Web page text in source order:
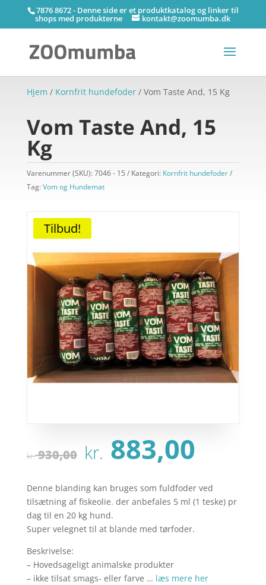
7876 8672 - Denne side er et produktkatalog og linker til
shops med produkterne kontakt@zoomumba.dk
Hjem / Kornfrit hundefoder/ Vom Taste And, 15 Kg
Vom Taste And, 15
Kg
Varenummer (SKU): 7046 - 15 Kategori: Kornfrit hundefoder
Tag:Vom og Hundemat
Tilbud!
kr.930,00 Den
oprindelige
pris
var:
kr. 930,00.
kr. 883,00
pris
er:
kr.
Denne blanding kan bruges som fuldfoder ved
tilsætning af fiskeolie. der anbefales 5 ml (1 teske) pr
dag til en 20 kg hund.
Super velegnet til at blande med tørfoder.
Beskrivelse:
– Hovedsageligt animalske produkter
– ikke tilsat smags- eller farve … læs mere her